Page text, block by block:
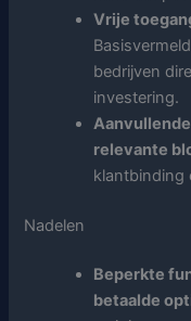
Vrije
bedrijven
investering.
relevante
klantbinding
Nadelen
Beperkte
betaalde